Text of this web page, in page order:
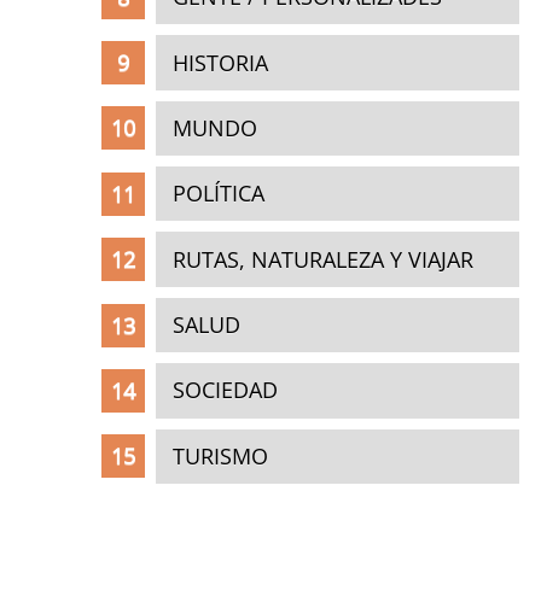
HISTORIA
MUNDO
POLÍTICA
RUTAS, NATURALEZA Y VIAJAR
SALUD
SOCIEDAD
TURISMO